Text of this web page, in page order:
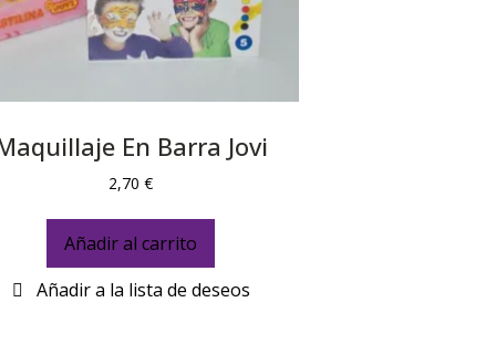
En Barra Jovi
2,70€
Añadir al carrito